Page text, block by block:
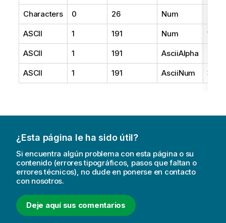
Characters 0 26 Num
ASCII 1 191 Num 1
ASCII 1 191 AsciiAlpha
ASCII 1 191 AsciiNum 3
¿Esta página le ha sido útil?
Si encuentra algún problema con esta página o su
contenido (errores tipográficos, pasos que faltan o
errores técnicos), no dude en ponerse en contacto
con nosotros.
Deje aquí sus comentarios